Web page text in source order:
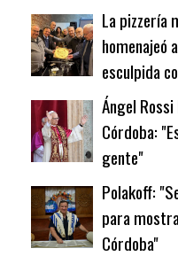
La pizzería
homenajeó
esculpida
Ángel
Córdoba:
gente"
Polakoff:
para
Córdoba"